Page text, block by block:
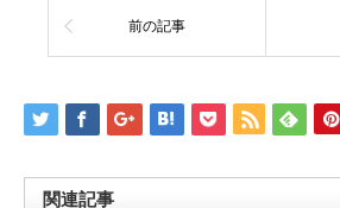
前の記事
関連記事